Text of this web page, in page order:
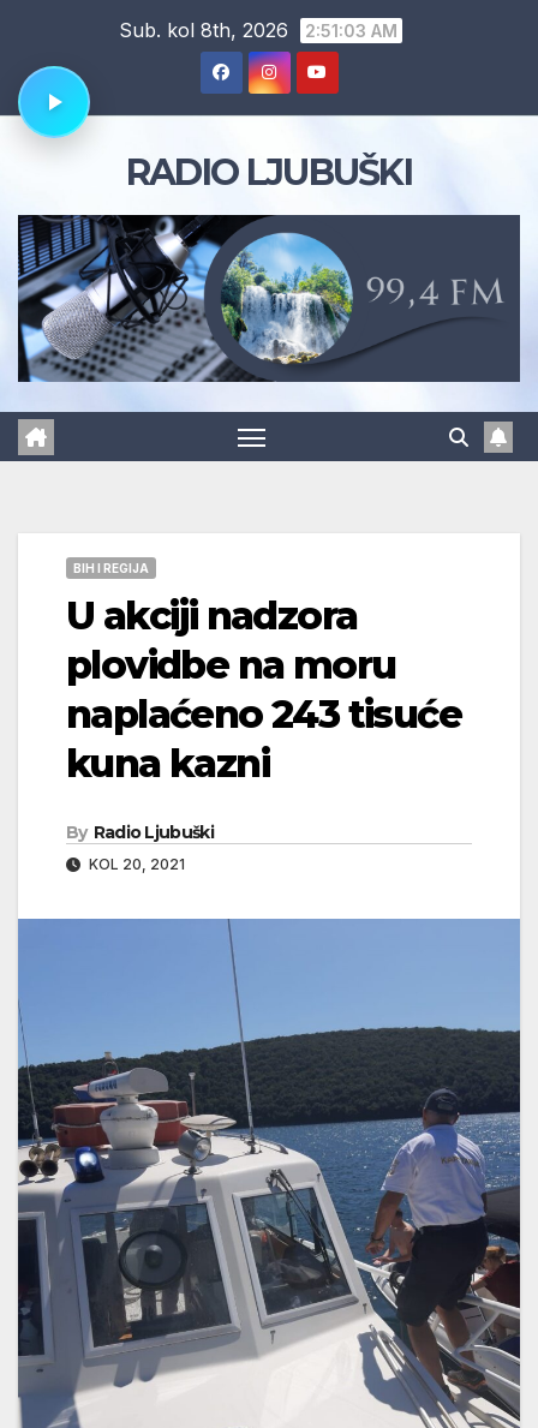
content
Sub. kol 8th, 2026 2:51:04 AM
RADIO LJUBUŠKI
BIH I REGIJA
U akciji nadzora
plovidbe na moru
naplaćeno 243 tisuće
kuna kazni
By Radio Ljubuški
KOL 20, 2021